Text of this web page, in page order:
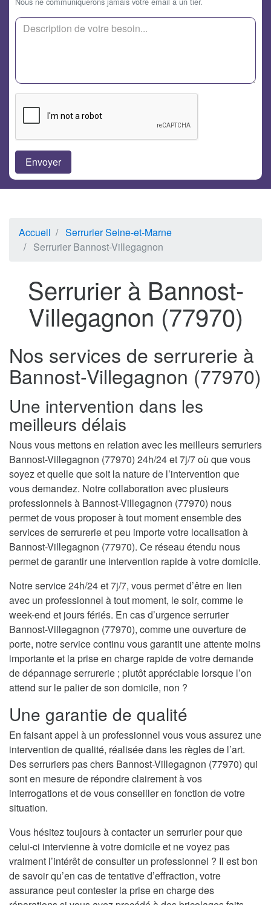
Accueil
Serrurier Seine-et-Marne
Serrurier Bannost-Villegagnon
Serrurier à Bannost-
Villegagnon (77970)
Nos services de serrurerie à
Bannost-Villegagnon (77970)
Une intervention dans les
meilleurs délais
Nous vous mettons en relation avec les meilleurs serruriers
Bannost-Villegagnon (77970) 24h/24 et 7j/7 où que vous
soyez et quelle que soit la nature de l’intervention que
vous demandez. Notre collaboration avec plusieurs
professionnels à Bannost-Villegagnon (77970) nous
permet de vous proposer à tout moment ensemble des
services de serrurerie et peu importe votre localisation à
Bannost-Villegagnon (77970). Ce réseau étendu nous
permet de garantir une intervention rapide à votre domicile.
Notre service 24h/24 et 7j/7, vous permet d’être en lien
avec un professionnel à tout moment, le soir, comme le
week-end et jours fériés. En cas d’urgence serrurier
Bannost-Villegagnon (77970), comme une ouverture de
porte, notre service continu vous garantit une attente moins
importante et la prise en charge rapide de votre demande
de dépannage serrurerie ; plutôt appréciable lorsque l’on
attend sur le palier de son domicile, non ?
Une garantie de qualité
En faisant appel à un professionnel vous vous assurez une
intervention de qualité, réalisée dans les règles de l’art.
Des serruriers pas chers Bannost-Villegagnon (77970) qui
sont en mesure de répondre clairement à vos
interrogations et de vous conseiller en fonction de votre
situation.
Vous hésitez toujours à contacter un serrurier pour que
celui-ci intervienne à votre domicile et ne voyez pas
vraiment l’intérêt de consulter un professionnel ? Il est bon
de savoir qu’en cas de tentative d’effraction, votre
assurance peut contester la prise en charge des